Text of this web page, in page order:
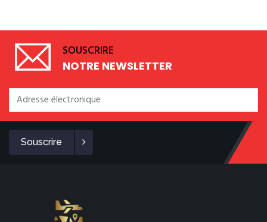
SOUSCRIRE
NOTRE NEWSLETTER
Souscrire